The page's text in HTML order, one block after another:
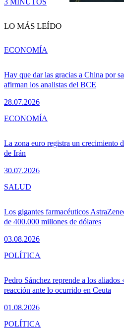
LO MÁS LEÍDO
Hay que dar las gracias a China por
afirman los analistas del BCE
28.07.2026
ECONOMÍA
La zona euro registra un crecimiento
de Irán
30.07.2026
ECONOMÍA
Los gigantes farmacéuticos
de 400.000 millones de dólares
03.08.2026
SALUD
Pedro Sánchez reprende a los
reacción ante lo ocurrido en Ceuta
01.08.2026
POLÍTICA
POLÍTICA